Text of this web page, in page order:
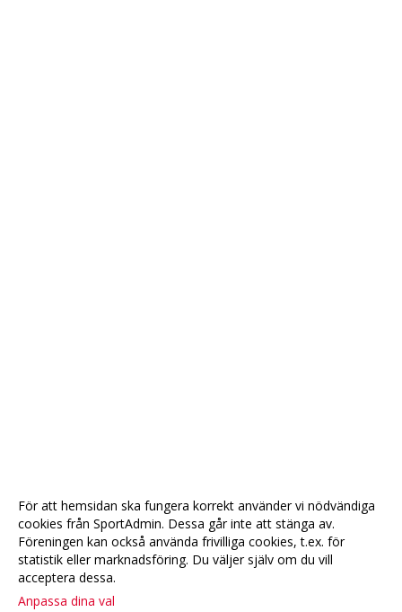
För att hemsidan ska fungera korrekt använder vi nödvändiga
cookies från SportAdmin. Dessa går inte att stänga av.
Föreningen kan också använda frivilliga cookies, t.ex. för
statistik eller marknadsföring. Du väljer själv om du vill
acceptera dessa.
Anpassa dina val